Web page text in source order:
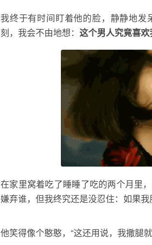
我终于有时间盯着他的脸，静静地
刻，我会不由地想： 这个男人究竟喜欢
在家里窝着吃了睡睡了吃的两个月里
嫌弃谁，但我终究还是没忍住：如果我
他笑得像个憨憨，“这还用说，我撒腿